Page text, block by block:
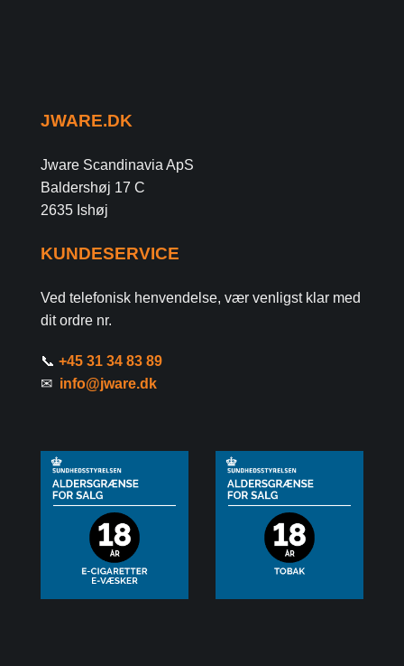
JWARE.DK
Jware Scandinavia ApS
Baldershøj 17 C
2635 Ishøj
KUNDESERVICE
Ved telefonisk henvendelse, vær venligst klar med
dit ordre nr.
📞 +45 31 34 83 89
✉ info@jware.dk